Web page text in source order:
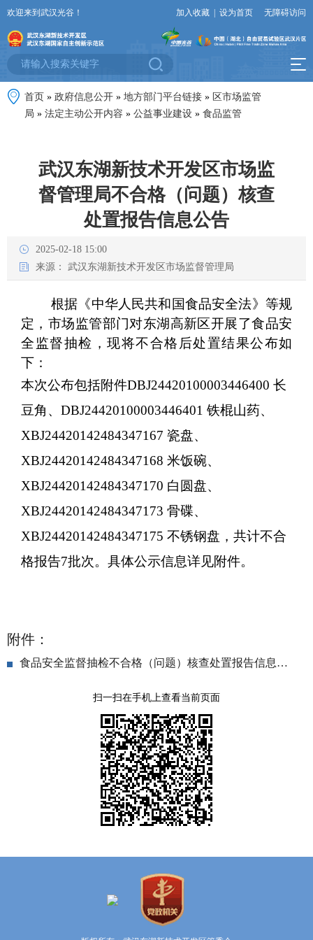
欢迎来到武汉光谷！ 加入收藏 设为首页 无障碍访问
首页 » 政府信息公开 » 地方部门平台链接 » 区市场监管
局 » 法定主动公开内容 » 公益事业建设 » 食品监管
武汉东湖新技术开发区市场监
督管理局不合格（问题）核查
处置报告信息公告
2025-02-18 15:00
来源： 武汉东湖新技术开发区市场监督管理局
根据《中华人民共和国食品安全法》等规
定，市场监管部门对东湖高新区开展了食品安
全监督抽检，现将不合格后处置结果公布如
下：
本次公布包括附件DBJ24420100003446400 长
豆角、DBJ24420100003446401 铁棍山药、
XBJ24420142484347167 瓷盘、
XBJ24420142484347168 米饭碗、
XBJ24420142484347170 白圆盘、
XBJ24420142484347173 骨碟、
XBJ24420142484347175 不锈钢盘，共计不合
格报告7批次。 具体公示信息详见附件。
附件：
食品安全监督抽检不合格（问题）核查处置报告信息公告.zip
扫一扫在手机上查看当前页面